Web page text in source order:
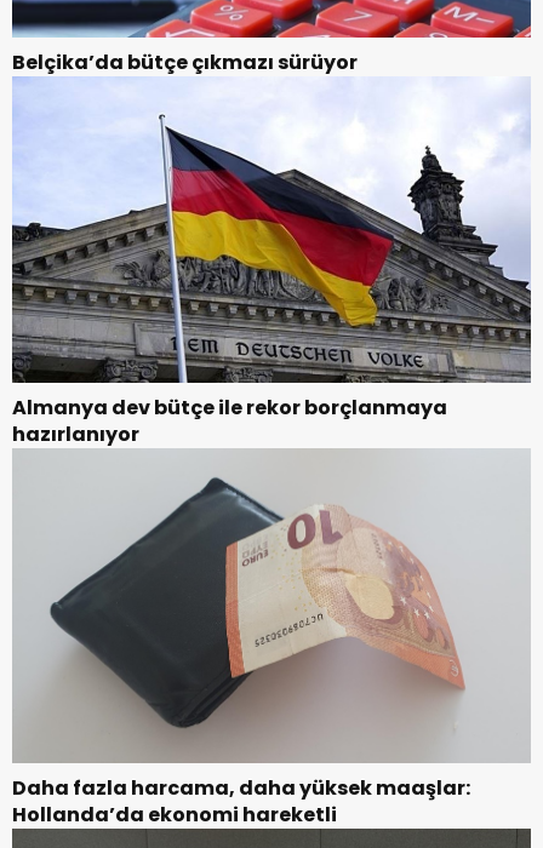
Belçika’da bütçe çıkmazı sürüyor
Almanya dev bütçe ile rekor borçlanmaya
hazırlanıyor
Daha fazla harcama, daha yüksek maaşlar:
Hollanda’da ekonomi hareketli